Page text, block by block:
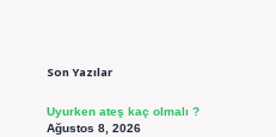
Son Yazılar
Uyurken ateş kaç olmalı ?
Ağustos 8, 2026